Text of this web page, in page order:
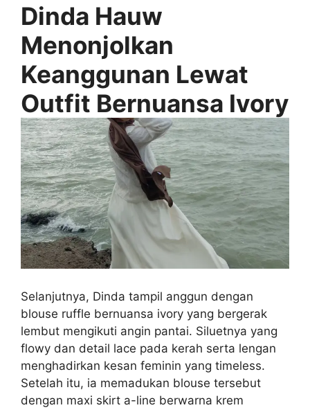
Dinda Hauw
Menonjolkan
Keanggunan Lewat
Outfit Bernuansa Ivory
Selanjutnya, Dinda tampil anggun dengan
blouse ruffle bernuansa ivory yang bergerak
lembut mengikuti angin pantai. Siluetnya yang
flowy dan detail lace pada kerah serta lengan
menghadirkan kesan feminin yang timeless.
Setelah itu, ia memadukan blouse tersebut
dengan maxi skirt a-line berwarna krem